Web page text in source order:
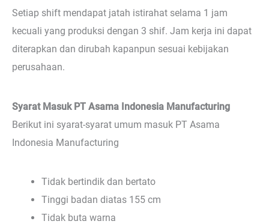
Setiap shift mendapat jatah istirahat selama 1 jam
kecuali yang produksi dengan 3 shif. Jam kerja ini dapat
diterapkan dan dirubah kapanpun sesuai kebijakan
perusahaan.
Syarat Masuk PT Asama Indonesia Manufacturing
Berikut ini syarat-syarat umum masuk PT Asama
Indonesia Manufacturing
Tidak bertindik dan bertato
Tinggi badan diatas 155 cm
Tidak buta warna